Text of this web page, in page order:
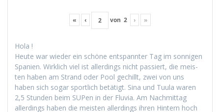
« ‹ von 2 › »
Hola !
Heute war wieder ein schöne entspan­nter Tag im son­ni­gen
Spanien. Wirk­lich viel ist allerd­ings nicht passiert, die meis­
ten haben am Strand oder Pool gechillt, zwei von uns
haben sich sog­ar sportlich betätigt. Sina und Tuu­la waren
2,5 Stun­den beim SUPen in der Flu­via. Am Nach­mit­tag
allerd­ings haben die meis­ten allerd­ings ihren Hin­tern hoch